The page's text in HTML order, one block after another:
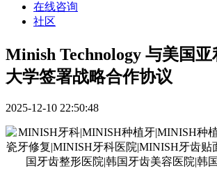
在线咨询
社区
Minish Technology 与美国
大学签署战略合作协议
2025-12-10 22:50:48